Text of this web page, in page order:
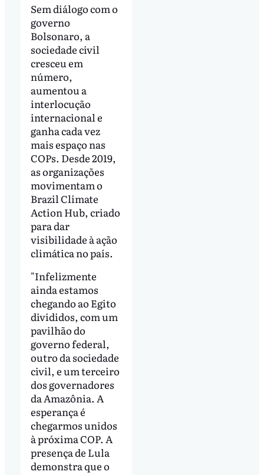
Sem diálogo com o
governo
Bolsonaro, a
sociedade civil
cresceu em
número,
aumentou a
interlocução
internacional e
ganha cada vez
mais espaço nas
COPs. Desde 2019,
as organizações
movimentam o
Brazil Climate
Action Hub, criado
para dar
visibilidade à ação
climática no país.
"Infelizmente
ainda estamos
chegando ao Egito
divididos, com um
pavilhão do
governo federal,
outro da sociedade
civil, e um terceiro
dos governadores
da Amazônia. A
esperança é
chegarmos unidos
à próxima COP. A
presença de Lula
demonstra que o